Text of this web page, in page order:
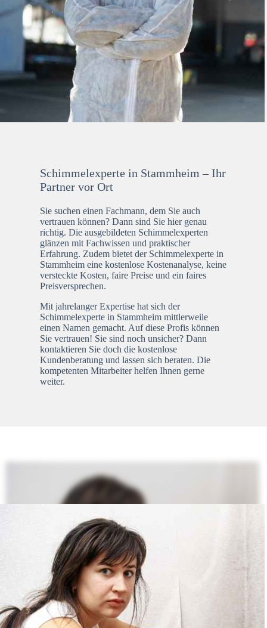
Schimmelexperte in Stammheim – Ihr
Partner vor Ort
Sie suchen einen Fachmann, dem Sie auch
vertrauen können? Dann sind Sie hier genau
richtig. Die ausgebildeten Schimmelexperten
glänzen mit Fachwissen und praktischer
Erfahrung. Zudem bietet der Schimmelexperte in
Stammheim eine kostenlose Kostenanalyse, keine
versteckte Kosten, faire Preise und ein faires
Preisversprechen.
Mit jahrelanger Expertise hat sich der
Schimmelexperte in Stammheim mittlerweile
einen Namen gemacht. Auf diese Profis können
Sie vertrauen! Sie sind noch unsicher? Dann
kontaktieren Sie doch die kostenlose
Kundenberatung und lassen sich beraten. Die
kompetenten Mitarbeiter helfen Ihnen gerne
weiter.